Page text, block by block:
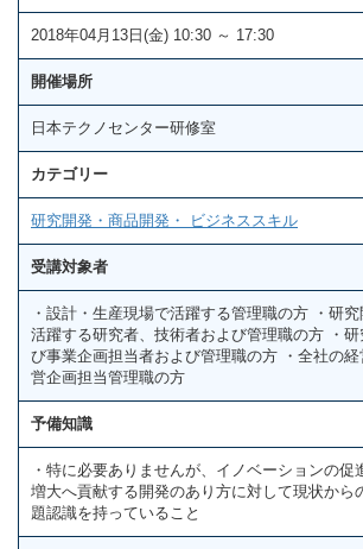
2018年04月13日(金) 10:30 ～ 17:30
開催場所
日本テクノセンター研修室
カテゴリー
研究開発・商品開発・ ビジネススキル
受講対象者
・設計・生産現場で活躍する管理職の方 ・研
活躍する研究者、技術者および管理職の方 ・研
び事業企画担当者および管理職の方 ・全社の
営企画担当管理職の方
予備知識
・特に必要ありませんが、イノベーションの促
増大へ貢献する開発のあり方に対して現状から
題認識を持っていること